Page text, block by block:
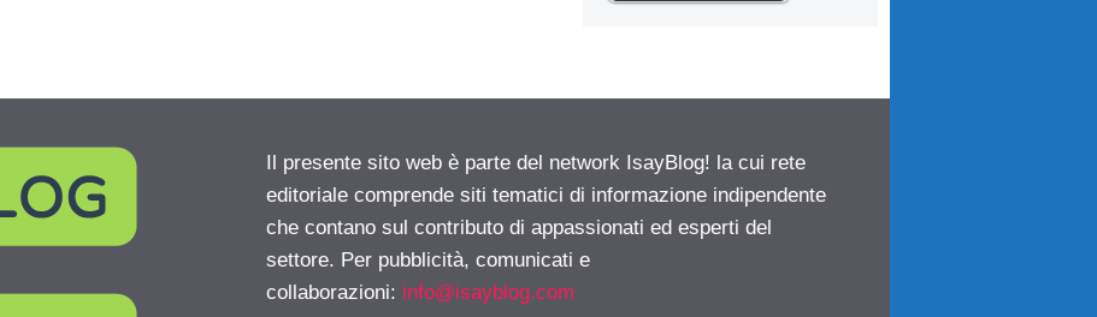
Il presente sito web è parte del network IsayBlog! la cui rete
editoriale comprende siti tematici di informazione indipendente
che contano sul contributo di appassionati ed esperti del
settore. Per pubblicità, comunicati e
collaborazioni: info@isayblog.com